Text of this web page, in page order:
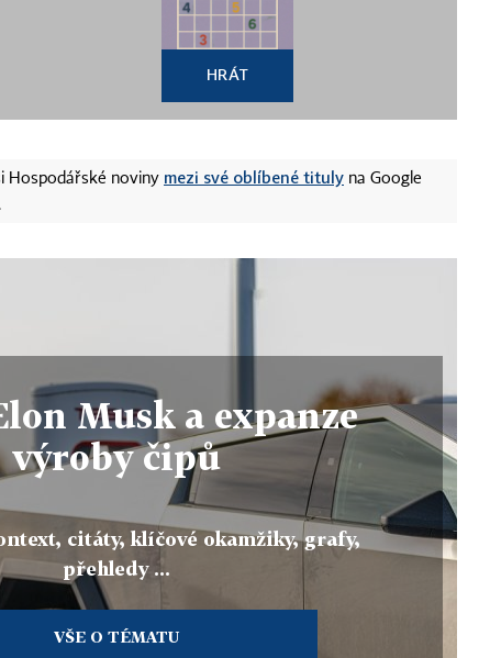
HRÁT
Hospodářské noviny mezi své oblíbené tituly na Google
Musk a expanze
výroby čipů
citáty, klíčové okamžiky, grafy,
přehledy ...
VŠE O TÉMATU